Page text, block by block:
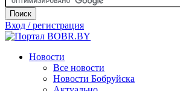
Поиск
Вход / регистрация
Новости
Все новости
Новости Бобруйска